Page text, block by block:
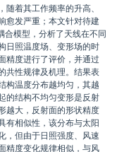
着其工作频率的升高、
愈发严重；本文针对待建
合模型，分析了天线在不同
日照温度场、变形场的时
精度进行了评价，并通过
共性规律及机理。结果表
构温度分布越均匀，其越
的结构不均匀变形是反射
越大，反射面的形状精度
有相似性，该分布与太阳
，但由于日照强度、风速
精度变化规律相似，与风